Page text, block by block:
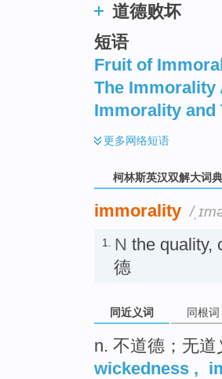
道德败坏
短语
Fruit of
The Immorality
Immorality and
更多网络短语
柯林斯英汉双解大词典
immorality /
1. N the quality,
德
同近义词 同根词
n. 不道德；无
wickedness ,